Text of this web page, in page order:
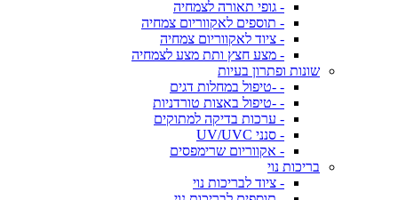
- גופי תאורה לצמחיה
- תוספים לאקווריום צמחיה
- ציוד לאקווריום צמחיה
- מצע חצץ ותת מצע לצמחיה
שונות ופתרון בעיות
- -טיפול במחלות דגים
- -טיפול באצות טורדניות
- ערכות בדיקה למתוקים
- סנני UV/UVC
- אקווריום שרימפסים
בריכות נוי
- ציוד לבריכות נוי